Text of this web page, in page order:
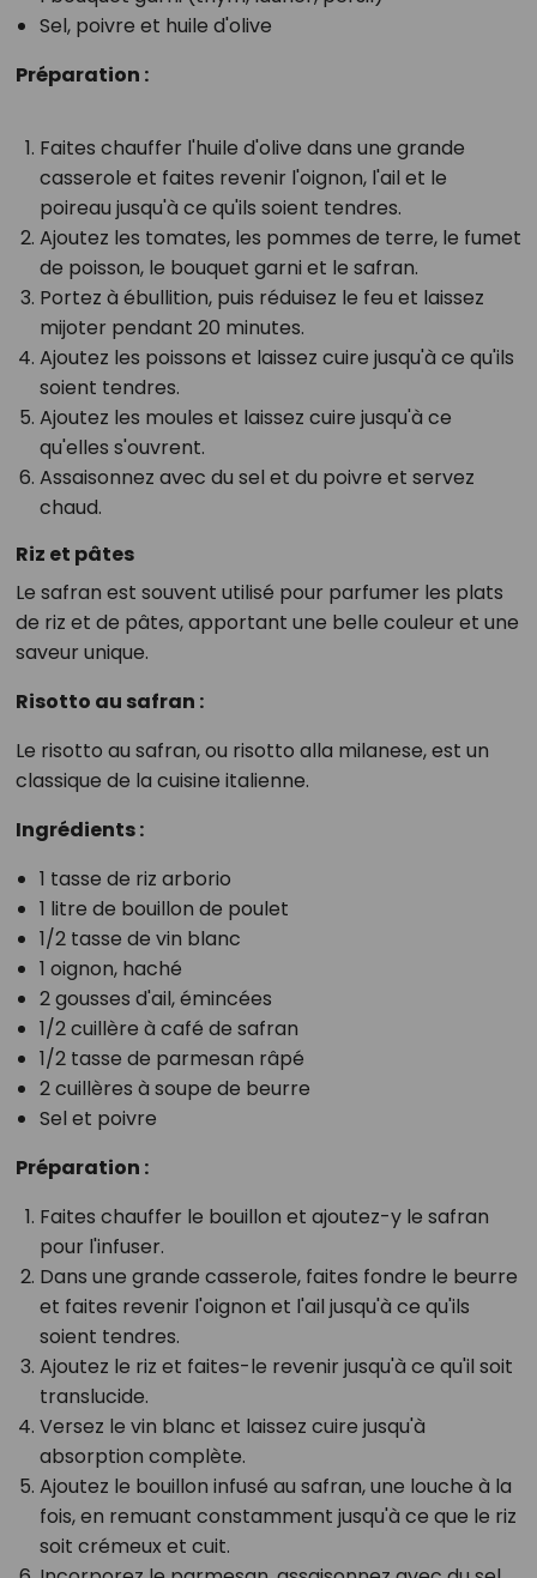
Sel, poivre et huile d'olive
Préparation :
Faites chauffer l'huile d'olive dans une grande
casserole et faites revenir l'oignon, l'ail et le
poireau jusqu'à ce qu'ils soient tendres.
Ajoutez les tomates, les pommes de terre, le fumet
de poisson, le bouquet garni et le safran.
Portez à ébullition, puis réduisez le feu et laissez
mijoter pendant 20 minutes.
Ajoutez les poissons et laissez cuire jusqu'à ce qu'ils
soient tendres.
Ajoutez les moules et laissez cuire jusqu'à ce
qu'elles s'ouvrent.
Assaisonnez avec du sel et du poivre et servez
chaud.
Riz et pâtes
Le safran est souvent utilisé pour parfumer les plats
de riz et de pâtes, apportant une belle couleur et une
saveur unique.
Risotto au safran :
Le risotto au safran, ou risotto alla milanese, est un
classique de la cuisine italienne.
Ingrédients :
1 tasse de riz arborio
1 litre de bouillon de poulet
1/2 tasse de vin blanc
1 oignon, haché
2 gousses d'ail, émincées
1/2 cuillère à café de safran
1/2 tasse de parmesan râpé
2 cuillères à soupe de beurre
Sel et poivre
Préparation :
Faites chauffer le bouillon et ajoutez-y le safran
pour l'infuser.
Dans une grande casserole, faites fondre le beurre
et faites revenir l'oignon et l'ail jusqu'à ce qu'ils
soient tendres.
Ajoutez le riz et faites-le revenir jusqu'à ce qu'il soit
translucide.
Versez le vin blanc et laissez cuire jusqu'à
absorption complète.
Ajoutez le bouillon infusé au safran, une louche à la
fois, en remuant constamment jusqu'à ce que le riz
soit crémeux et cuit.